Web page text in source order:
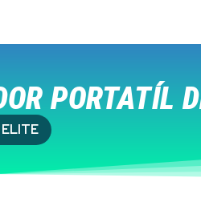
PORTATÍL
ELITE